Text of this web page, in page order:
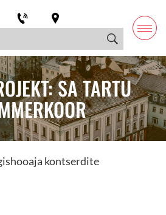
SA TARTU
kontserdite